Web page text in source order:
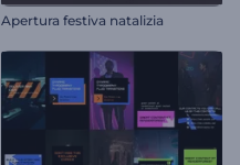
Apertura festiva natalizia